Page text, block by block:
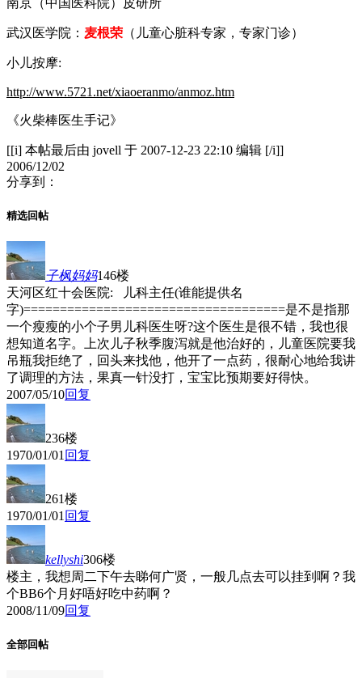
武汉医学院： 麦根荣 （儿童心脏科专家，专家门诊）
小儿按摩:
http://www.5721.net/xiaoeranmo/anmoz.htm
《火柴棒医生手记》
[[i] 本帖最后由 jovell 于 2007-12-23 22:10 编辑 [/i]]
2006/12/02
分享到：
精选回帖
子枫妈妈146楼
天河区红十会医院: 儿科主任(谁能提供名
字)====================================是不是指那
一个瘦瘦的小个子男儿科医生呀?这个医生是很不错，我也很
想知道名字。上次儿子秋季腹泻就是他治好的，儿童医院要我
吊瓶我拒绝了，回头来找他，他开了一点药，很耐心地给我讲
了调理的方法，果真一针没打，宝宝比预期要好得快。
2007/05/10回复
236楼
1970/01/01 回复
261楼
1970/01/01 回复
kellyshi306楼
楼主，我想周二下午去睇何广贤，一般几点去可以挂到啊？我
个BB6个月好唔好吃中药啊？
2008/11/09回复
全部回帖